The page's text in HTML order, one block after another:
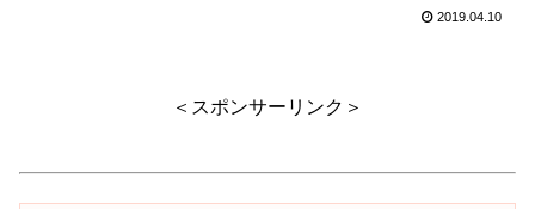
2019.04.10
＜スポンサーリンク＞